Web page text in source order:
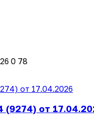
0 78
от